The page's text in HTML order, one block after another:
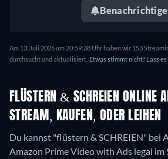
Am 13. Juli 2026 um 20:59:38 Uhr haben wir 153
durchsucht und aktualisiert. Etwas stimmt nicht? Lass es
FLÜSTERN & SCHREIEN ONLINE
STREAM, KAUFEN, ODER LEIHEN
Du kannst "flüstern & SCHREIEN" bei
Amazon Prime Video with Ads legal im